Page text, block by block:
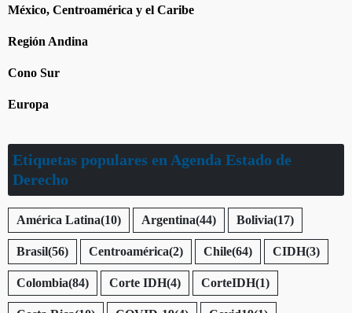
México, Centroamérica y el Caribe
Región Andina
Cono Sur
Europa
Etiquetas populares en Agenda Estado de
Derecho
América Latina(10) Argentina(44) Bolivia(17)
Brasil(56) Centroamérica(2) Chile(64) CIDH(3)
Colombia(84) Corte IDH(4) CorteIDH(1)